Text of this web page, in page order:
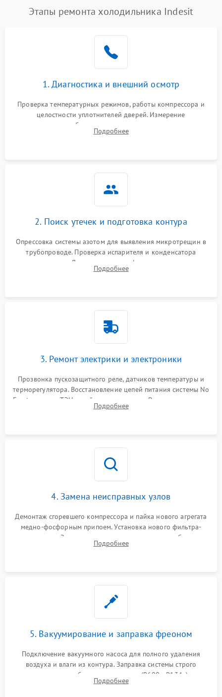
Поломка системы No Frost 2600 ₽ Подробнее →
работе
2000 ₽ Подробнее →
1000 ₽
1800 ₽
Этапы ремонта холодильника Indesit
1. Диагностика и внешний осмотр
Проверка температурных режимов, работы компрессора и
целостности уплотнителей дверей. Измерение
сопротивления обмоток мотора, проверка термостата и
считывание кодов ошибок с электронного дисплея.
Подробнее
2. Поиск утечек и подготовка контура
Опрессовка системы азотом для выявления микротрещин в
трубопроводе. Проверка испарителя и конденсатора
течеискателем. Демонтаж старого фильтра-осушителя и
продувка капиллярной трубки для устранения засоров.
Подробнее
3. Ремонт электрики и электроники
Прозвонка пускозащитного реле, датчиков температуры и
терморегулятора. Восстановление цепей питания системы No
Frost, включая ТЭН оттайки и вентилятор. Ремонт или замена
платы управления при сбоях алгоритмов.
Подробнее
4. Замена неисправных узлов
Демонтаж сгоревшего компрессора и пайка нового агрегата
медно-фосфорным припоем. Установка нового фильтра-
осушителя. Замена изношенных вентиляторов обдува,
сломанных заслонок или поврежденных дверных петель.
Подробнее
5. Вакуумирование и заправка фреоном
Подключение вакуумного насоса для полного удаления
воздуха и влаги из контура. Заправка системы строго
дозированным объемом хладагента (R600a, R134a) по
электронным весам. Контроль рабочего давления в системе.
Подробнее